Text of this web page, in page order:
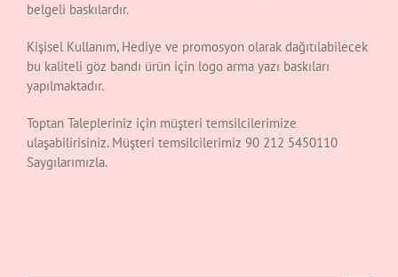
belgeli baskılardır.
Kişisel Kullanım, Hediye ve promosyon olarak dağıtılabilecek
bu kaliteli göz bandı ürün için logo arma yazı baskıları
yapılmaktadır.
Toptan Talepleriniz için müşteri temsilcilerimize
ulaşabilirisiniz. Müşteri temsilcilerimiz 90 212 5450110
Saygılarımızla.